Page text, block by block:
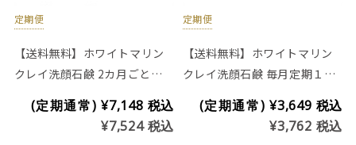
定期便
【送料無料】ホワイトマリン
クレイ洗顔石鹸 2カ月ごと定
タイプ200g)※プラセンタ入り
(定期通常) ¥7,148 税込
¥7,524税込
定期便
【送料無料】ホワイトマリン
クレイ洗顔石鹸 毎月定期１つ
200g)※プラセンタ入り
(定期通常) ¥3,649 税込
¥3,762 税込